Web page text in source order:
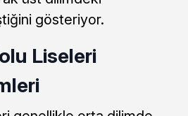
gösteriyor.
Liseleri